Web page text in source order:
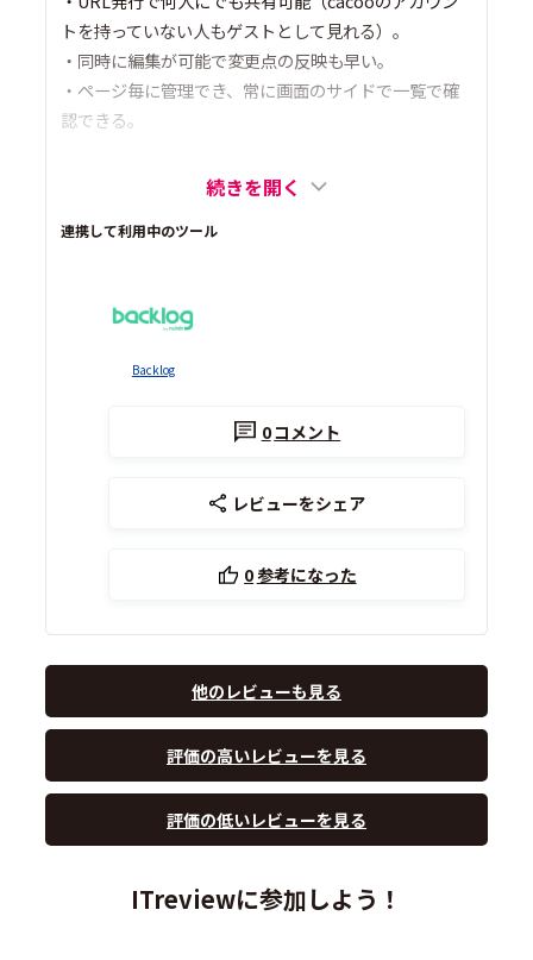
トを持っていない人もゲストとして見れる）。
・同時に編集が可能で変更点の反映も早い。
・ページ毎に管理でき、常に画面のサイドで一覧で確
認できる。
続きを開く
連携して利用中のツール
Backlog
0コメント
レビューをシェア
0参考になった
他のレビューも見る
評価の高いレビューを見る
評価の低いレビューを見る
ITreviewに参加しよう！